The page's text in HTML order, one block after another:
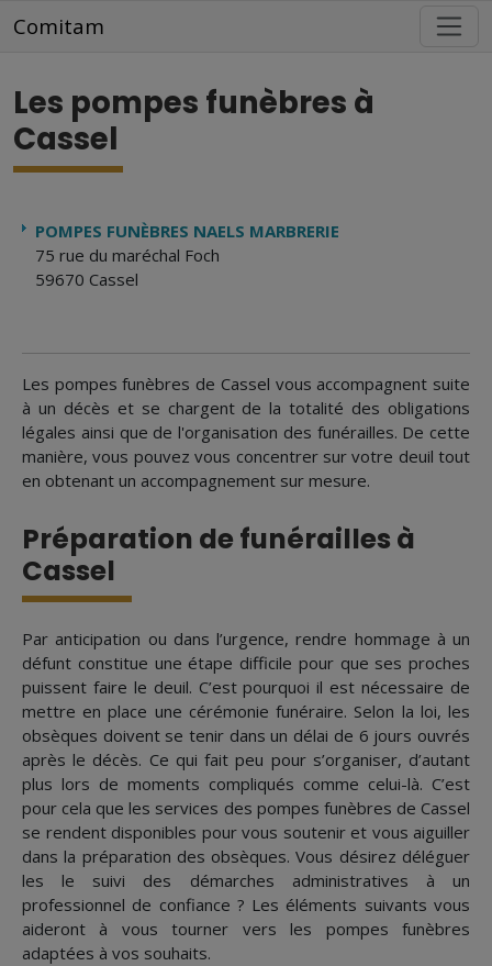
Comitam
Les pompes funèbres à
Cassel
Les pompes funèbres de Cassel vous accompagnent suite
à un décès et se chargent de la totalité des obligations
légales ainsi que de l'organisation des funérailles. De cette
manière, vous pouvez vous concentrer sur votre deuil tout
en obtenant un accompagnement sur mesure.
Préparation de funérailles à
Cassel
Par anticipation ou dans l’urgence, rendre hommage à un
défunt constitue une étape difficile pour que ses proches
puissent faire le deuil. C’est pourquoi il est nécessaire de
mettre en place une cérémonie funéraire. Selon la loi, les
obsèques doivent se tenir dans un délai de 6 jours ouvrés
après le décès. Ce qui fait peu pour s’organiser, d’autant
plus lors de moments compliqués comme celui-là. C’est
pour cela que les services des pompes funèbres de Cassel
se rendent disponibles pour vous soutenir et vous aiguiller
dans la préparation des obsèques. Vous désirez déléguer
les le suivi des démarches administratives à un
professionnel de confiance ? Les éléments suivants vous
aideront à vous tourner vers les pompes funèbres
adaptées à vos souhaits.
POMPES FUNÈBRES NAELS MARBRERIE
75 rue du maréchal Foch
59670 Cassel